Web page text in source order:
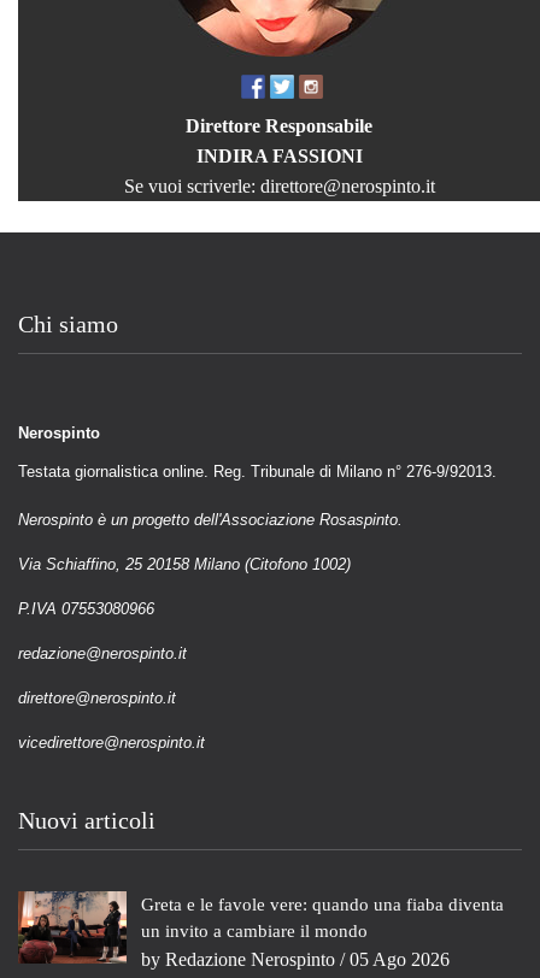
Direttore Responsabile
INDIRA FASSIONI
Se vuoi scriverle: direttore@nerospinto.it
Chi siamo
Nerospinto
Testata giornalistica online. Reg. Tribunale di Milano n° 276-9/92013.
Nerospinto è un progetto dell'Associazione Rosaspinto.
Via Schiaffino, 25 20158 Milano (Citofono 1002)
P.IVA 07553080966
redazione@nerospinto.it
direttore@nerospinto.it
vicedirettore@nerospinto.it
Nuovi articoli
Greta e le favole vere: quando una fiaba diventa
un invito a cambiare il mondo
by Redazione Nerospinto / 05 Ago 2026